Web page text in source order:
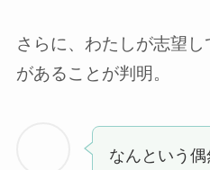
さらに、わたしが志望
があることが判明。
なんという